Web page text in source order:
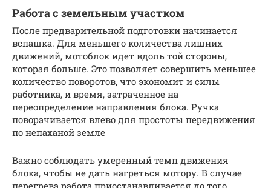
Работа с земельным участком
После предварительной подготовки начинается
вспашка. Для меньшего количества лишних
движений, мотоблок идет вдоль той стороны,
которая больше. Это позволяет совершить меньшее
количество поворотов, что экономит и силы
работника, и время, затраченное на
переопределение направления блока. Ручка
поворачивается влево для простоты передвижения
по непаханой земле
Важно соблюдать умеренный темп движения
блока, чтобы не дать нагреться мотору. В случае
перегрева работа приостанавливается до того